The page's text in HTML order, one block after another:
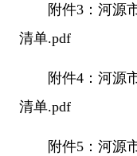
附件3：河源
清单.pdf
附件4：河源
清单.pdf
附件5：河源